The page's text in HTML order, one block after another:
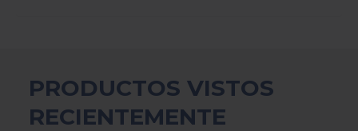
PRODUCTOS VISTOS
RECIENTEMENTE